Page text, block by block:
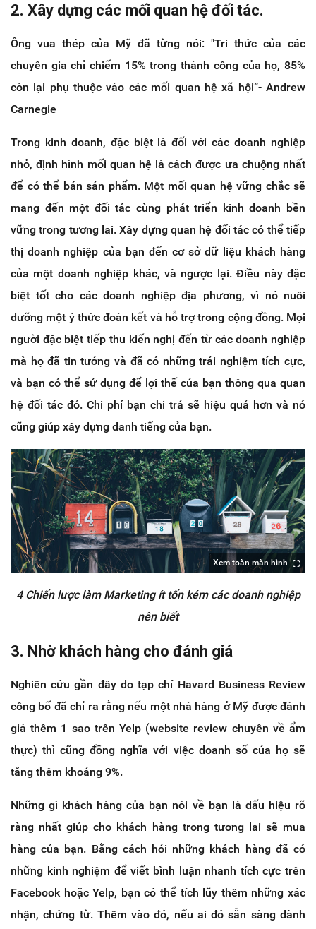
2. Xây dựng các mối quan hệ đối tác.
Ông vua thép của Mỹ đã từng nói: "Tri thức của các
chuyên gia chỉ chiếm 15% trong thành công của họ, 85%
còn lại phụ thuộc vào các mối quan hệ xã hội”- Andrew
Carnegie
Trong kinh doanh, đặc biệt là đối với các doanh nghiệp
nhỏ, định hình mối quan hệ là cách được ưa chuộng nhất
để có thể bán sản phẩm. Một mối quan hệ vững chắc sẽ
mang đến một đối tác cùng phát triển kinh doanh bền
vững trong tương lai. Xây dựng quan hệ đối tác có thể tiếp
thị doanh nghiệp của bạn đến cơ sở dữ liệu khách hàng
của một doanh nghiệp khác, và ngược lại. Điều này đặc
biệt tốt cho các doanh nghiệp địa phương, vì nó nuôi
dưỡng một ý thức đoàn kết và hỗ trợ trong cộng đồng. Mọi
người đặc biệt tiếp thu kiến nghị đến từ các doanh nghiệp
mà họ đã tin tưởng và đã có những trải nghiệm tích cực,
và bạn có thể sử dụng để lợi thế của bạn thông qua quan
hệ đối tác đó. Chi phí bạn chi trả sẽ hiệu quả hơn và nó
cũng giúp xây dựng danh tiếng của bạn.
Xem toàn màn hình
4 Chiến lược làm Marketing ít tốn kém các doanh nghiệp
nên biết
3. Nhờ khách hàng cho đánh giá
Nghiên cứu gần đây do tạp chí Havard Business Review
công bố đã chỉ ra rằng nếu một nhà hàng ở Mỹ được đánh
giá thêm 1 sao trên Yelp (website review chuyên về ẩm
thực) thì cũng đồng nghĩa với việc doanh số của họ sẽ
tăng thêm khoảng 9%.
Những gì khách hàng của bạn nói về bạn là dấu hiệu rõ
ràng nhất giúp cho khách hàng trong tương lai sẽ mua
hàng của bạn. Bằng cách hỏi những khách hàng đã có
những kinh nghiệm để viết bình luận nhanh tích cực trên
Facebook hoặc Yelp, bạn có thể tích lũy thêm những xác
nhận, chứng từ. Thêm vào đó, nếu ai đó sẵn sàng dành